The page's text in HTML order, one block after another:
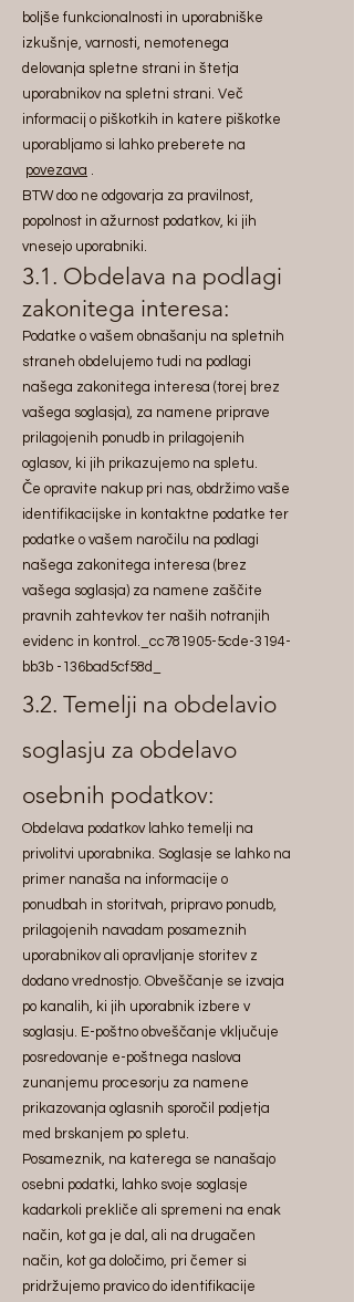
boljše funkcionalnosti in uporabniške
izkušnje, varnosti, nemotenega
delovanja spletne strani in štetja
uporabnikov na spletni strani. Več
informacij o piškotkih in katere piškotke
uporabljamo si lahko preberete na
povezava .
BTW doo ne odgovarja za pravilnost,
popolnost in ažurnost podatkov, ki jih
vnesejo uporabniki.
3.1. Obdelava na podlagi
zakonitega interesa:
Podatke o vašem obnašanju na spletnih
straneh obdelujemo tudi na podlagi
našega zakonitega interesa (torej brez
vašega soglasja), za namene priprave
prilagojenih ponudb in prilagojenih
oglasov, ki jih prikazujemo na spletu.
Če opravite nakup pri nas, obdržimo vaše
identifikacijske in kontaktne podatke ter
podatke o vašem naročilu na podlagi
našega zakonitega interesa (brez
vašega soglasja) za namene zaščite
pravnih zahtevkov ter naših notranjih
evidenc in kontrol._cc781905-5cde-3194-
bb3b -136bad5cf58d_
3.2. Temelji na obdelavio
soglasju za obdelavo
osebnih podatkov:
Obdelava podatkov lahko temelji na
privolitvi uporabnika. Soglasje se lahko na
primer nanaša na informacije o
ponudbah in storitvah, pripravo ponudb,
prilagojenih navadam posameznih
uporabnikov ali opravljanje storitev z
dodano vrednostjo. Obveščanje se izvaja
po kanalih, ki jih uporabnik izbere v
soglasju. E-poštno obveščanje vključuje
posredovanje e-poštnega naslova
zunanjemu procesorju za namene
prikazovanja oglasnih sporočil podjetja
med brskanjem po spletu.
Posameznik, na katerega se nanašajo
osebni podatki, lahko svoje soglasje
kadarkoli prekliče ali spremeni na enak
način, kot ga je dal, ali na drugačen
način, kot ga določimo, pri čemer si
pridržujemo pravico do identifikacije